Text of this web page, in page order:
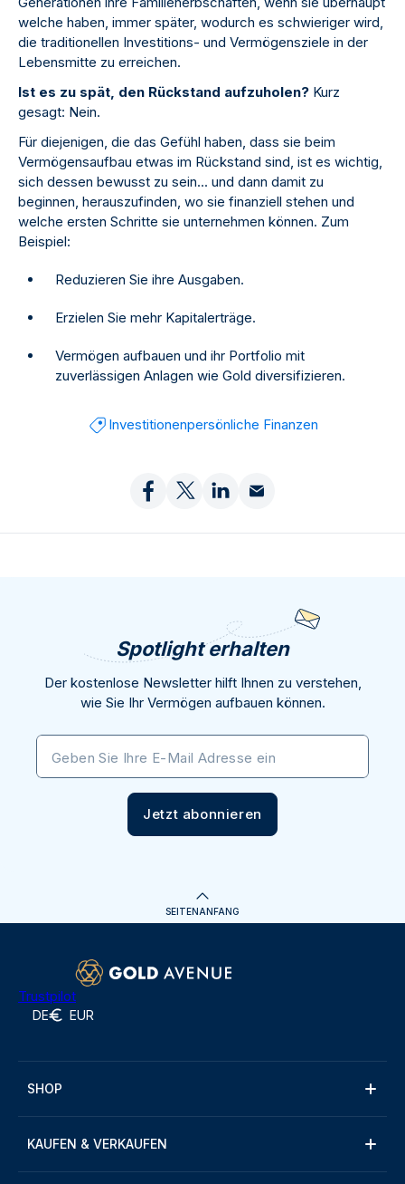
welche haben, immer später, wodurch es schwieriger wird,
die traditionellen Investitions- und Vermögensziele in der
Lebensmitte zu erreichen.
Ist es zu spät, den Rückstand aufzuholen? Kurz
gesagt: Nein.
Für diejenigen, die das Gefühl haben, dass sie beim
Vermögensaufbau etwas im Rückstand sind, ist es wichtig,
sich dessen bewusst zu sein... und dann damit zu
beginnen, herauszufinden, wo sie finanziell stehen und
welche ersten Schritte sie unternehmen können. Zum
Beispiel:
Reduzieren Sie ihre Ausgaben.
Erzielen Sie mehr Kapitalerträge.
Vermögen aufbauen und ihr Portfolio mit
zuverlässigen Anlagen wie Gold diversifizieren.
Investitionenpersönliche Finanzen
Spotlight erhalten
Der kostenlose Newsletter hilft Ihnen zu verstehen,
wie Sie Ihr Vermögen aufbauen können.
Geben Sie Ihre E-Mail Adresse ein
Jetzt abonnieren
SEITENANFANG
Trustpilot
DE EUR
SHOP
KAUFEN & VERKAUFEN